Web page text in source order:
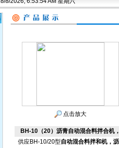
点击放大
BH-10（20）沥青自动混合料拌合机
供应BH-10/20型自动混合料拌和机，